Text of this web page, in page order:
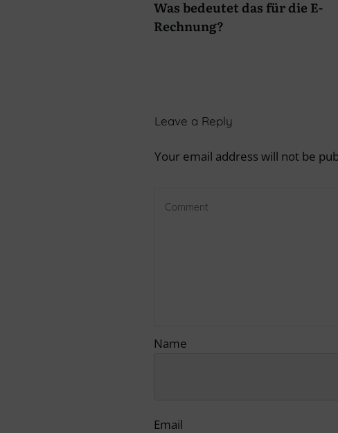
Was bedeutet das für die E-
Rechnung?
Leave a Reply
Your email address will not be
Name
Email